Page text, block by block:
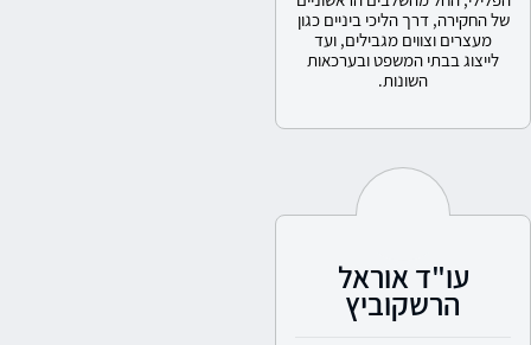
של החקירה, דרך הליכי ביניים כגון
מעצרים וצווים מגבילים, ועד
לייצוג בבתי המשפט ובערכאות
השונות.
עו"ד אוראל
הרשקוביץ